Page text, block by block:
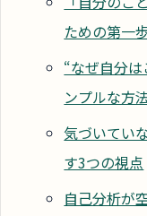
ための第一
“なぜ自分
ンプルな方
気づいてい
す3つの視点
自己分析が